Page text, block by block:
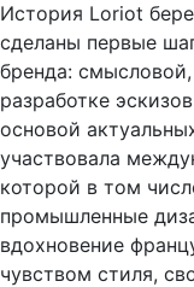
История Loriot
сделаны первые
бренда:
разработке
основой
участвовала
которой в том
промышленные
вдохновение
чувством стиля,